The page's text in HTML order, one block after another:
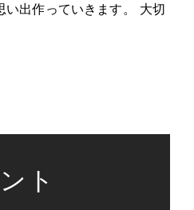
い出作っていきます。 大切
ト